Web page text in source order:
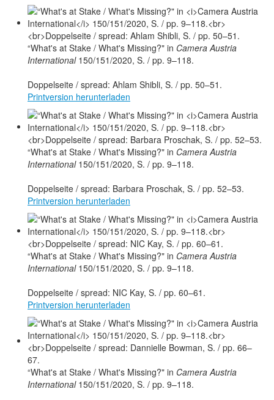
“What's at Stake / What's Missing?" in Camera Austria
International150/151/2020, S. / pp. 9–118.
Doppelseite / spread: Ahlam Shibli, S. / pp. 50–51.
Printversion herunterladen
“What's at Stake / What's Missing?" in Camera Austria
International150/151/2020, S. / pp. 9–118.
Doppelseite / spread: Barbara Proschak, S. / pp. 52–53.
Printversion herunterladen
“What's at Stake / What's Missing?" in Camera Austria
International150/151/2020, S. / pp. 9–118.
Doppelseite / spread: NIC Kay, S. / pp. 60–61.
Printversion herunterladen
“What's at Stake / What's Missing?" in Camera Austria
International150/151/2020, S. / pp. 9–118.